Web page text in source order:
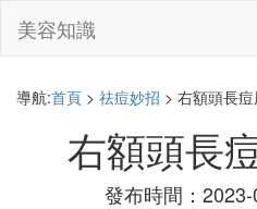
美容知識
導航:首頁 > 祛痘妙招 > 右額頭長
右額頭長
發布時間：